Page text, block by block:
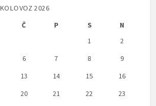
KOLOVOZ 2026
Č P S
N
1
2
6 7 8
9
13 14 15
16
20 21 22
23